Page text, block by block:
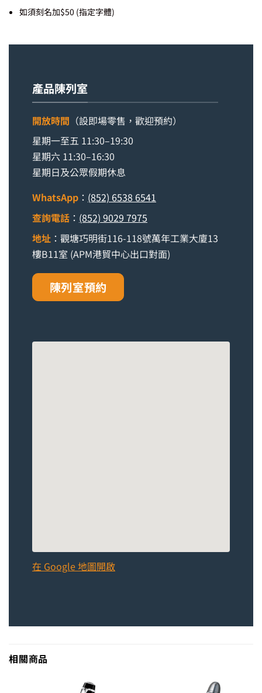
如須刻名加$50 (指定字體)
產品陳列室
開放時間 （設即場零售，歡迎預約）
星期一至五 11:30–19:30
星期六 11:30–16:30
星期日及公眾假期休息
WhatsApp ： (852) 6538 6541
查詢電話 ： (852) 9029 7975
地址 ：觀塘巧明街116-118號萬年工業大廈13
樓B11室 (APM港貿中心出口對面)
陳列室預約
在 Google 地圖開啟
相關商品